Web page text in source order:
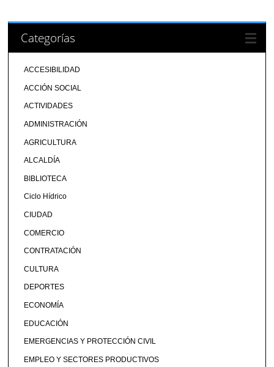
Categorías
ACCESIBILIDAD
ACCIÓN SOCIAL
ACTIVIDADES
ADMINISTRACIÓN
AGRICULTURA
ALCALDÍA
BIBLIOTECA
Ciclo Hídrico
CIUDAD
COMERCIO
CONTRATACIÓN
CULTURA
DEPORTES
ECONOMÍA
EDUCACIÓN
EMERGENCIAS Y PROTECCIÓN CIVIL
EMPLEO Y SECTORES PRODUCTIVOS